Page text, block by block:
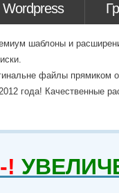
Wordpress
шаблоны и
файлы прямиком
года! Качественные
!